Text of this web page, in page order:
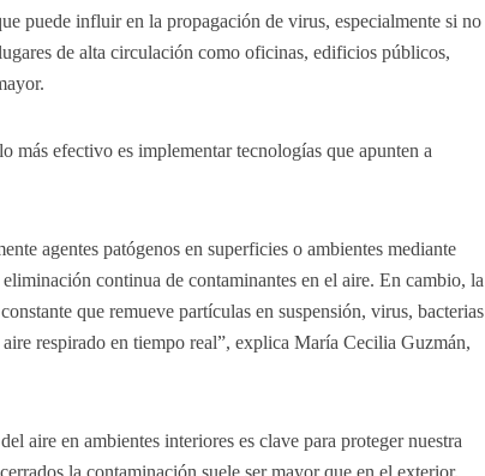
puede influir en la propagación de virus, especialmente si no
de alta circulación como oficinas, edificios públicos,
más efectivo es implementar tecnologías que apunten a
agentes patógenos en superficies o ambientes mediante
continua de contaminantes en el aire. En cambio, la
que remueve partículas en suspensión, virus, bacterias
respirado en tiempo real”, explica María Cecilia Guzmán,
aire en ambientes interiores es clave para proteger nuestra